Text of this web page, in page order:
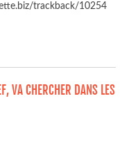
trackback/10254
VA CHERCHER DANS LES